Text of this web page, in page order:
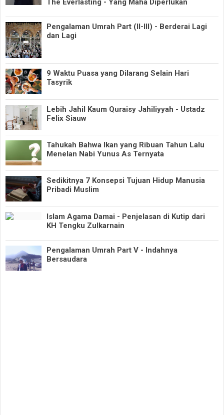
The Everlasting - Yang Maha Diperlukan
Pengalaman Umrah Part (II-III) - Berderai Lagi
dan Lagi
9 Waktu Puasa yang Dilarang Selain Hari
Tasyrik
Lebih Jahil Kaum Quraisy Jahiliyyah - Ustadz
Felix Siauw
Tahukah Bahwa Ikan yang Ribuan Tahun Lalu
Menelan Nabi Yunus As Ternyata
Sedikitnya 7 Konsepsi Tujuan Hidup Manusia
Pribadi Muslim
Islam Agama Damai - Penjelasan di Kutip dari
KH Tengku Zulkarnain
Pengalaman Umrah Part V - Indahnya
Bersaudara